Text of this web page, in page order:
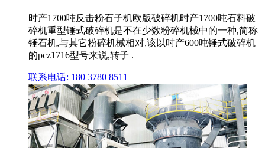
时产1700吨反击粉石子机欧版破碎机时产1700吨石料破
碎机重型锤式破碎机是不在少数粉碎机械中的一种,简称
锤石机,与其它粉碎机械相对,该以时产600吨锤式破碎机
的pcz1716型号来说,转子 .
联系电话: 180 3780 8511